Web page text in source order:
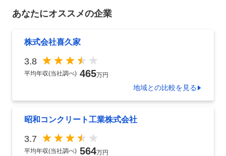
あなたにオススメの企業
株式会社喜久家
3.8
平均年収(当社調べ) 465万円
地域との比較を見る
昭和コンクリート工業株式会社
3.7
平均年収(当社調べ) 564万円